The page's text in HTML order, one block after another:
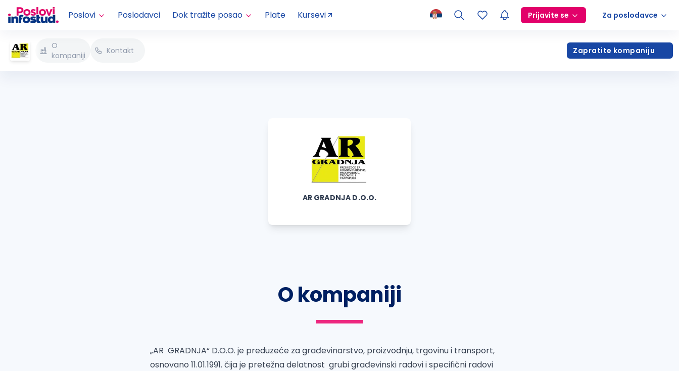
Poslovi Poslodavci Dok tražite posao Plate Kursevi Prijavite se Za poslodavce
O
kompaniji
Kontakt Zapratite kompaniju
AR GRADNJA D.O.O.
O kompaniji
„AR GRADNJA“ D.O.O. je preduzeće za građevinarstvo, proizvodnju, trgovinu i transport,
osnovano 11.01.1991. čija je pretežna delatnost grubi građevinski radovi i specifični radovi